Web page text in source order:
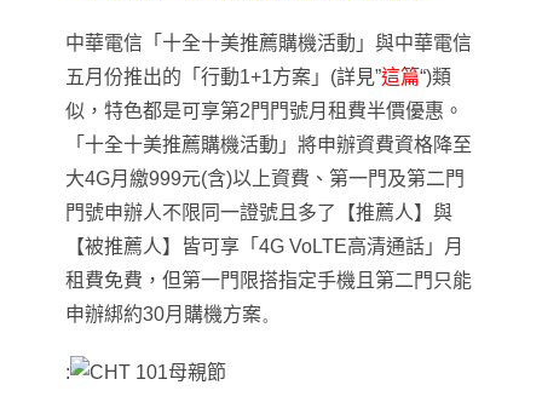
中華電信「十全十美推薦購機活動」與中華電信
五月份推出的「行動1+1方案」(詳見”這篇“)類
似，特色都是可享第2門門號月租費半價優惠。
「十全十美推薦購機活動」將申辦資費資格降至
大4G月繳999元(含)以上資費、第一門及第二門
門號申辦人不限同一證號且多了【推薦人】與
【被推薦人】皆可享「 4G VoLTE高清通話」月
租費免費，但第一門限搭指定手機且第二門只能
申辦綁約30月購機方案。
: